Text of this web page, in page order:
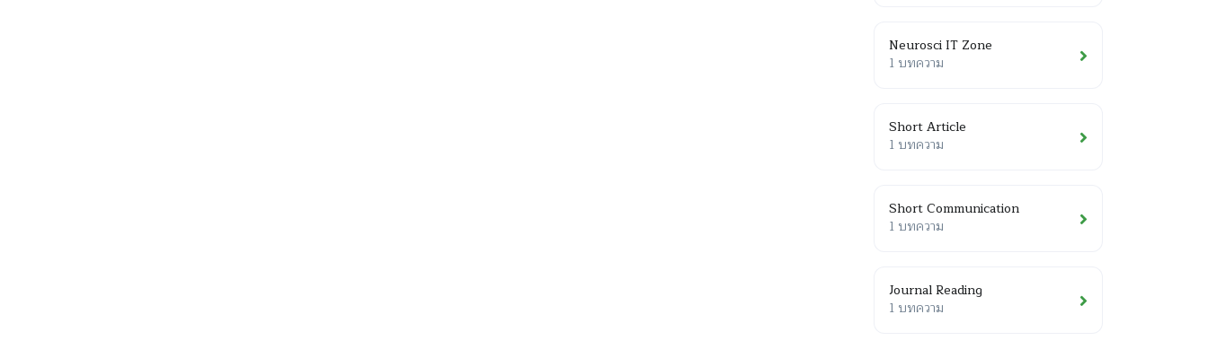
Neurosci IT Zone
1 บทความ
Short Article
1 บทความ
Short Communication
1 บทความ
Journal Reading
1 บทความ